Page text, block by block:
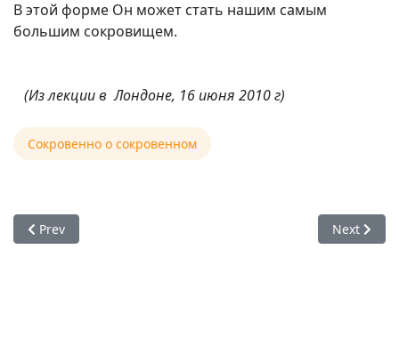
В этой форме Он может стать нашим самым
большим сокровищем.
(Из лекции в Лондоне, 16 июня 2010 г)
Сокровенно о сокровенном
Previous article: Е. С. Радханатх Свами, О повторении
Prev Next
Next